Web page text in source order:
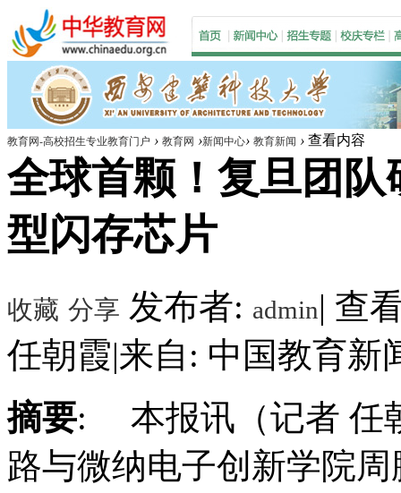
教育网-高校招生专业教育门户 › 教育网 ›新闻中心› 教育新闻 › 查看内容
全球首颗！复旦团队
型闪存芯片
收藏 分享 发布者: admin| 查
任朝霞|来自: 中国教育新
摘要: 本报讯（记者 任
路与微纳电子创新学院